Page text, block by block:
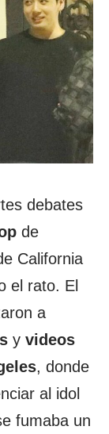
debates
de
California
el rato. El
a
y videos
, donde
al idol
fumaba un